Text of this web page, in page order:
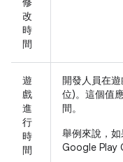
改
時
間
遊
戲
進
行
時
間
開發人員在
位)。這個值
間。
舉例來說，
Google Play